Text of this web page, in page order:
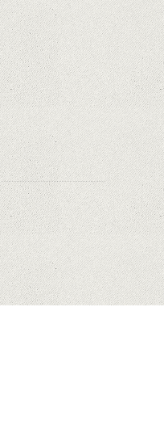
deja 10 miliarde de
Apple privind